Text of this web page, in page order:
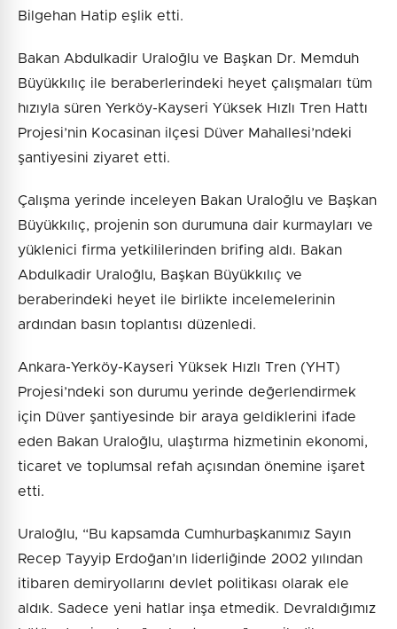
Bilgehan Hatip eşlik etti.
Bakan Abdulkadir Uraloğlu ve Başkan Dr. Memduh
Büyükkılıç ile beraberlerindeki heyet çalışmaları tüm
hızıyla süren Yerköy-Kayseri Yüksek Hızlı Tren Hattı
Projesi’nin Kocasinan ilçesi Düver Mahallesi’ndeki
şantiyesini ziyaret etti.
Çalışma yerinde inceleyen Bakan Uraloğlu ve Başkan
Büyükkılıç, projenin son durumuna dair kurmayları ve
yüklenici firma yetkililerinden brifing aldı. Bakan
Abdulkadir Uraloğlu, Başkan Büyükkılıç ve
beraberindeki heyet ile birlikte incelemelerinin
ardından basın toplantısı düzenledi.
Ankara-Yerköy-Kayseri Yüksek Hızlı Tren (YHT)
Projesi’ndeki son durumu yerinde değerlendirmek
için Düver şantiyesinde bir araya geldiklerini ifade
eden Bakan Uraloğlu, ulaştırma hizmetinin ekonomi,
ticaret ve toplumsal refah açısından önemine işaret
etti.
Uraloğlu, “Bu kapsamda Cumhurbaşkanımız Sayın
Recep Tayyip Erdoğan’ın liderliğinde 2002 yılından
itibaren demiryollarını devlet politikası olarak ele
aldık. Sadece yeni hatlar inşa etmedik. Devraldığımız